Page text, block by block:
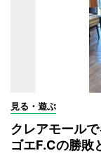
見る・遊ぶ
クレアモール
ゴエF.Cの勝敗